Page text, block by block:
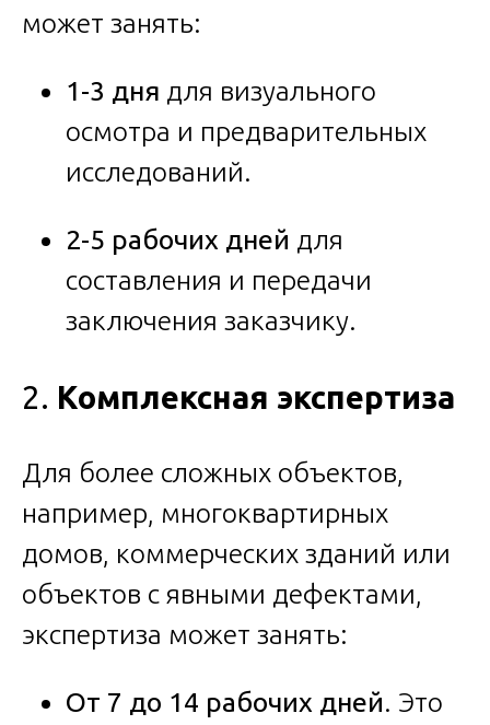
может занять:
1-3 дня для визуального
осмотра и предварительных
исследований.
2-5 рабочих дней для
составления и передачи
заключения заказчику.
2. Комплексная экспертиза
Для более сложных объектов,
например, многоквартирных
домов, коммерческих зданий или
объектов с явными дефектами,
экспертиза может занять:
От 7 до 14 рабочих дней. Это